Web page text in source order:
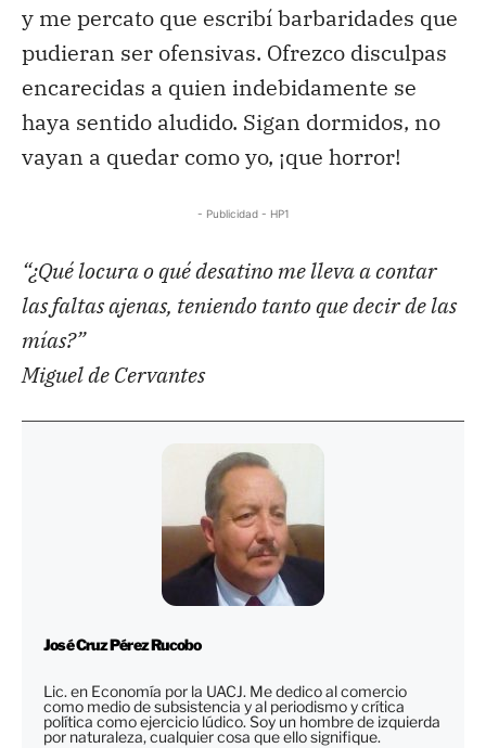
y me percato que escribí barbaridades que
pudieran ser ofensivas. Ofrezco disculpas
encarecidas a quien indebidamente se
haya sentido aludido. Sigan dormidos, no
vayan a quedar como yo, ¡que horror!
- Publicidad - HP1
“¿Qué locura o qué desatino me lleva a contar
las faltas ajenas, teniendo tanto que decir de las
mías?”
Miguel de Cervantes
José Cruz Pérez Rucobo
Lic. en Economía por la UACJ. Me dedico al comercio
como medio de subsistencia y al periodismo y crítica
política como ejercicio lúdico. Soy un hombre de izquierda
por naturaleza, cualquier cosa que ello signifique.